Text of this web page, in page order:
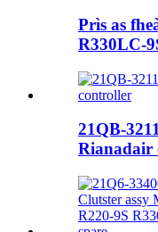
Prìs as
R330LC-
21QB-
Rianadair